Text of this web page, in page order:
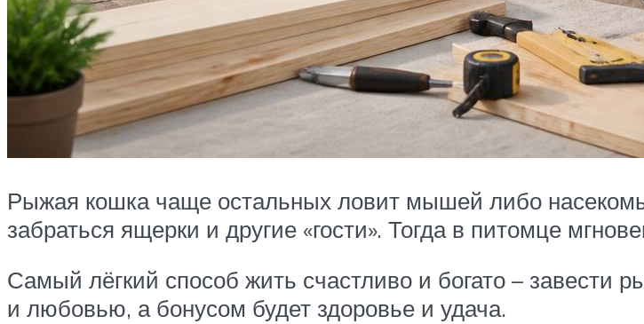
Рыжая кошка чаще остальных ловит мышей либо
забраться ящерки и другие «гости». Тогда в питомце
Самый лёгкий способ жить счастливо и богато – завести
и любовью, а бонусом будет здоровье и удача.